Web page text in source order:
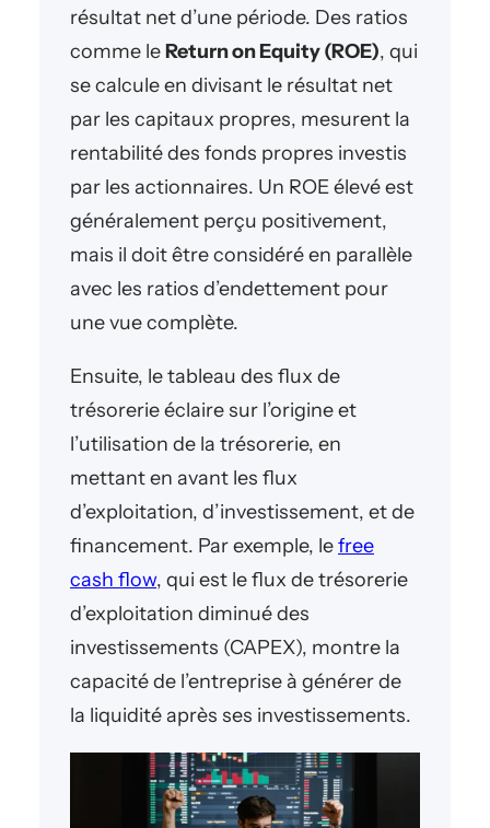
résultat net d’une période. Des ratios
comme leReturn on Equity (ROE), qui
se calcule en divisant le résultat net
par les capitaux propres, mesurent la
rentabilité des fonds propres investis
par les actionnaires. Un ROE élevé est
généralement perçu positivement,
mais il doit être considéré en parallèle
avec les ratios d’endettement pour
une vue complète.
Ensuite, le tableau des flux de
trésorerie éclaire sur l’origine et
l’utilisation de la trésorerie, en
mettant en avant les flux
d’exploitation, d’investissement, et de
financement. Par exemple, lefree
cash flow, qui est le flux de trésorerie
d’exploitation diminué des
investissements (CAPEX), montre la
capacité de l’entreprise à générer de
la liquidité après ses investissements.